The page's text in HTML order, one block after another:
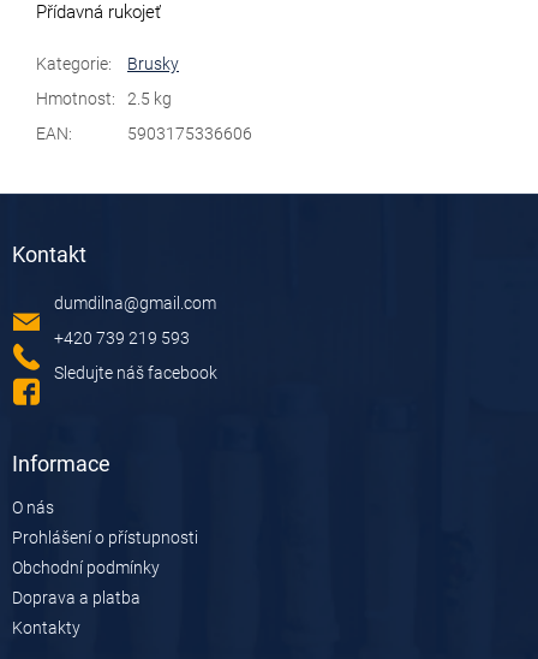
Přídavná rukojeť
Kategorie:
Brusky
Hmotnost:
2.5 kg
EAN: 5903175336606
Kontakt
dumdilna@gmail.com
+420 739 219 593
Sledujte náš facebook
Informace
O nás
Prohlášení o přístupnosti
Obchodní podmínky
Doprava a platba
Kontakty